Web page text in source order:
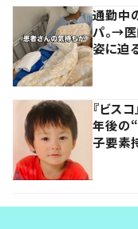
通勤中
パ。→
姿に迫
『ビス
年後の“
子要素